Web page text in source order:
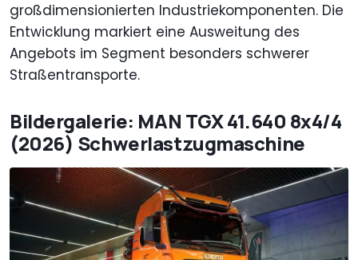
großdimensionierten Industriekomponenten. Die
Entwicklung markiert eine Ausweitung des
Angebots im Segment besonders schwerer
Straßentransporte.
Bildergalerie: MAN TGX 41.640 8x4/4
(2026) Schwerlastzugmaschine